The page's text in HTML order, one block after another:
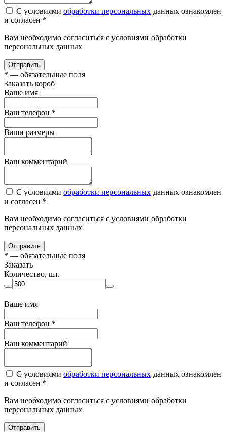
С условиями обработки персональных данных ознакомлен
и согласен *
Вам необходимо согласиться с условиями обработки
персональных данных
Отправить
* — обязательные поля
Заказать короб
Ваше имя
Ваш телефон *
Ваши размеры
Ваш комментарий
С условиями обработки персональных данных ознакомлен
и согласен *
Вам необходимо согласиться с условиями обработки
персональных данных
Отправить
* — обязательные поля
Заказать
Количество, шт.
Ваше имя
Ваш телефон *
Ваш комментарий
С условиями обработки персональных данных ознакомлен
и согласен *
Вам необходимо согласиться с условиями обработки
персональных данных
Отправить